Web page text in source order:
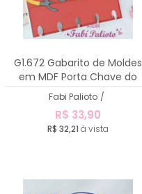
G1.672 Gabarito de Moldes
em MDF Porta Chave do
Papai
Fabi Palioto /
R$ 33,90
R$ 32,21 à vista